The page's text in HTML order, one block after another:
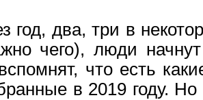
год, два, три в
чего), люди
что есть
в 2019 году.